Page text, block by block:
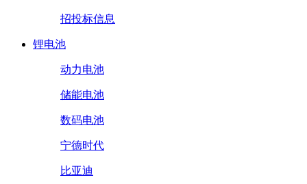
招投标信息
锂电池
动力电池
储能电池
数码电池
宁德时代
比亚迪